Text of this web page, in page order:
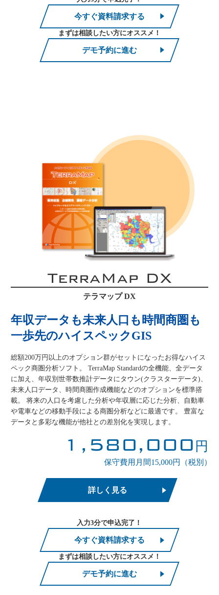
今すぐ資料請求する
まずは相談したい方にオススメ！
デモ予約に進む
TerraMap DX
テラマップ DX
年収データも未来人口も時間商圏も
一歩先のハイスペックGIS
総額200万円以上のオプション群がセットになったお得なハイス
ペック商圏分析ソフト。 TerraMap Standardの全機能、全データ
に加え、年収別世帯数推計データにタウン(クラスターデータ)、
未来人口データ、時間商圏作成機能などのオプションを標準搭
載。 将来の人口を考慮した分析や年収層に応じた分析、自動車
や電車などの移動手段による商圏分析などに最適です。 豊富な
データと多彩な機能が他社との差別化を実現します。
1,580,000 円
保守費用月間15,000円（税別）
詳しく見る
入力3分で申込完了！
今すぐ資料請求する
まずは相談したい方にオススメ！
デモ予約に進む